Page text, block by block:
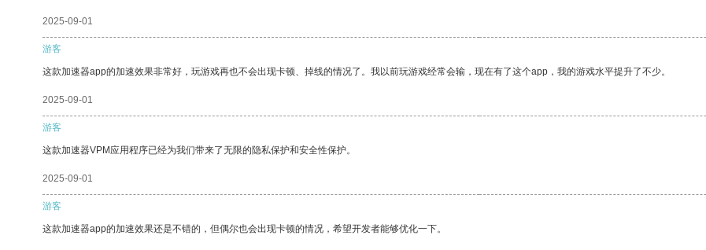
2025-09-01
游客
这款加速器app的加速效果非常好，玩游戏再也不会出现卡顿、掉线的情况了。我以前玩游戏经常会输，现在有了这个app，我的游戏水平提升了不少。
2025-09-01
游客
这款加速器VPM应用程序已经为我们带来了无限的隐私保护和安全性保护。
2025-09-01
游客
这款加速器app的加速效果还是不错的，但偶尔也会出现卡顿的情况，希望开发者能够优化一下。